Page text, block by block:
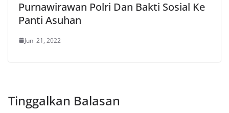
Purnawirawan Polri Dan Bakti Sosial Ke
Panti Asuhan
Juni 21, 2022
Tinggalkan Balasan